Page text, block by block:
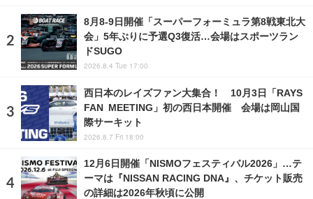
8月8‐9日開催「スーパーフォーミュラ第8戦東北大
会」5年ぶりに予選Q3復活…会場はスポーツラン
ドSUGO
2026.8.4 Tue 17:00
西日本のレイズファン大集合！ 10月3日「RAYS
FAN MEETING」初の西日本開催 会場は岡山国
際サーキット
2026.8.7 Fri 18:00
12月6日開催「NISMOフェスティバル2026」…テ
ーマは『NISSAN RACING DNA』、チケット販売
の詳細は2026年秋頃に公開